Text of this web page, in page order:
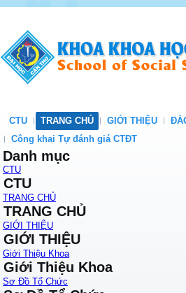
CTU TRANG CHỦ GIỚI THIỆU
Công khai Tự đánh giá CTĐT
Danh mục
CTU
CTU
TRANG CHỦ
TRANG CHỦ
GIỚI THIỆU
GIỚI THIỆU
Giới Thiệu Khoa
Giới Thiệu Khoa
Sơ Đồ Tổ Chức